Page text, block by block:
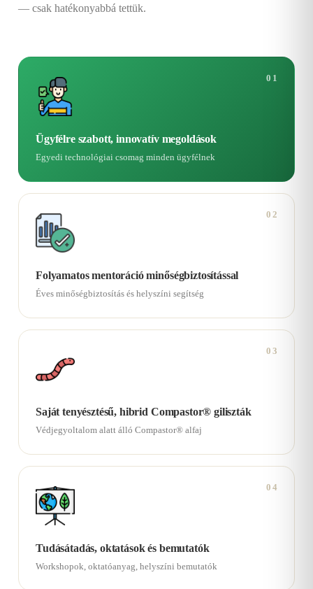
— csak hatékonyabbá tettük.
01
Ügyfélre szabott, innovatív megoldások
Egyedi technológiai csomag minden ügyfélnek
02
Folyamatos mentoráció minőségbiztosítással
Éves minőségbiztosítás és helyszíni segítség
03
Saját tenyésztésű, hibrid Compastor® giliszták
Védjegyoltalom alatt álló Compastor® alfaj
04
Tudásátadás, oktatások és bemutatók
Workshopok, oktatóanyag, helyszíni bemutatók